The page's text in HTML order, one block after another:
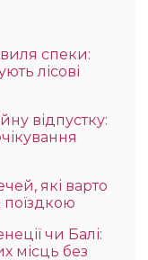
спеки:
лісові
відпустку:
які варто
чи Балі:
місць без